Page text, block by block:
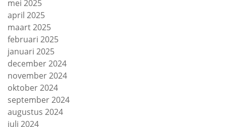
mei 2025
april 2025
maart 2025
februari 2025
januari 2025
december 2024
november 2024
oktober 2024
september 2024
augustus 2024
juli 2024